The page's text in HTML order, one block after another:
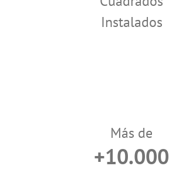
Instalados
Más de
+10.000